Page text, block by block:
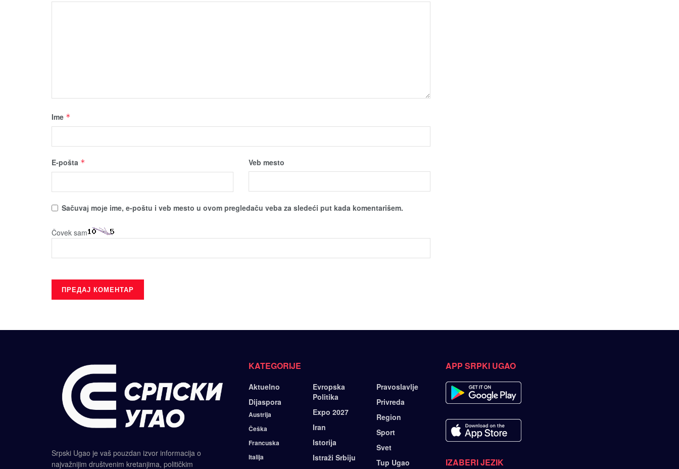
Ime *
E-pošta * Veb mesto
Sačuvaј moјe ime, e-poštu i veb mesto u ovom pregledaču veba za sledeći put kada komentarišem.
Čovek sam
Srpski Ugao je vaš pouzdan izvor informacija o
najvažnijim društvenim kretanjima, političkim
KATEGORIJE
Aktuelno
Dijaspora
Austrija
Češka
Francuska
Italija
Evropska
Politika
Expo 2027
Iran
Istorija
Istraži Srbiju
Pravoslavlje
Privreda
Region
Sport
Svet
Tup Ugao
APP SRPKI UGAO
IZABERI JEZIK